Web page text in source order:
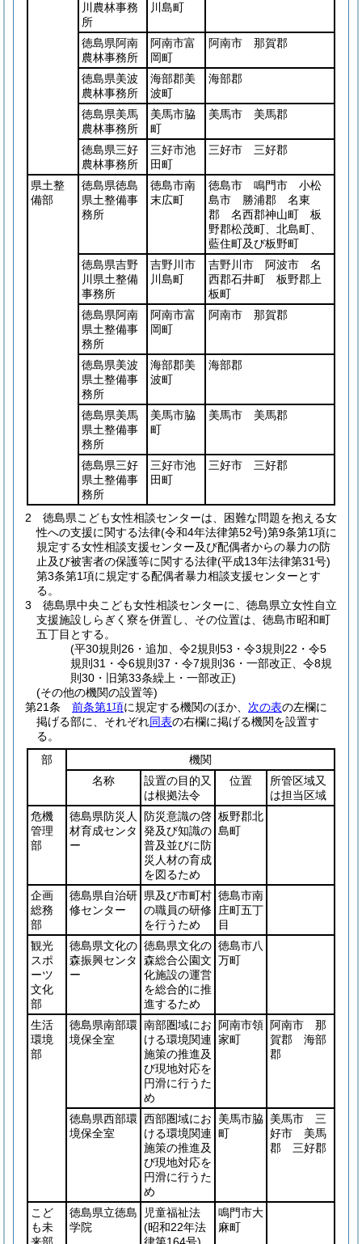
川農林事務
所
川島町
徳島県阿南
農林事務所
阿南市富
岡町
阿南市 那賀郡
徳島県美波
農林事務所
海部郡美
波町
海部郡
徳島県美馬
農林事務所
美馬市脇
町
美馬市 美馬郡
徳島県三好
農林事務所
三好市池
田町
三好市 三好郡
県土整
備部
徳島県徳島
県土整備事
務所
徳島市南
末広町
徳島市 鳴門市 小松
島市 勝浦郡 名東
郡 名西郡神山町 板
野郡松茂町、北島町、
藍住町及び板野町
徳島県吉野
川県土整備
事務所
吉野川市
川島町
吉野川市 阿波市 名
西郡石井町 板野郡上
板町
徳島県阿南
県土整備事
務所
阿南市富
岡町
阿南市 那賀郡
徳島県美波
県土整備事
務所
海部郡美
波町
海部郡
徳島県美馬
県土整備事
務所
美馬市脇
町
美馬市 美馬郡
徳島県三好
県土整備事
務所
三好市池
田町
三好市 三好郡
2
徳島県こども女性相談センターは、困難な問題を抱える女
性への支援に関する法律(令和4年法律第52号)第9条第1項に
規定する女性相談支援センター及び配偶者からの暴力の防
止及び被害者の保護等に関する法律(平成13年法律第31号)
第3条第1項に規定する配偶者暴力相談支援センターとす
る。
3
徳島県中央こども女性相談センターに、徳島県立女性自立
支援施設しらぎく寮を併置し、その位置は、徳島市昭和町
五丁目とする。
(平30規則26・追加、令2規則53・令3規則22・令5
規則31・令6規則37・令7規則36・一部改正、令8規
則30・旧第33条繰上・一部改正)
(その他の機関の設置等)
第21条
前条第1項に規定する機関のほか、 次の表の左欄に
掲げる部に、それぞれ同表の右欄に掲げる機関を設置す
る。
部
機関
名称
設置の目的又
は根拠法令
位置
所管区域又
は担当区域
危機
管理
部
徳島県防災人
材育成センタ
ー
防災意識の啓
発及び知識の
普及並びに防
災人材の育成
を図るため
板野郡北
島町
企画
総務
部
徳島県自治研
修センター
県及び市町村
の職員の研修
を行うため
徳島市南
庄町五丁
目
観光
スポ
ーツ
文化
部
徳島県文化の
森振興センタ
ー
徳島県文化の
森総合公園文
化施設の運営
を総合的に推
進するため
徳島市八
万町
生活
環境
部
徳島県南部環
境保全室
南部圏域にお
ける環境関連
施策の推進及
び現地対応を
円滑に行うた
め
阿南市領
家町
阿南市 那
賀郡 海部
郡
徳島県西部環
境保全室
西部圏域にお
ける環境関連
施策の推進及
び現地対応を
円滑に行うた
め
美馬市脇
町
美馬市 三
好市 美馬
郡 三好郡
こど
も未
徳島県立徳島
学院
児童福祉法
(昭和22年法
鳴門市大
麻町